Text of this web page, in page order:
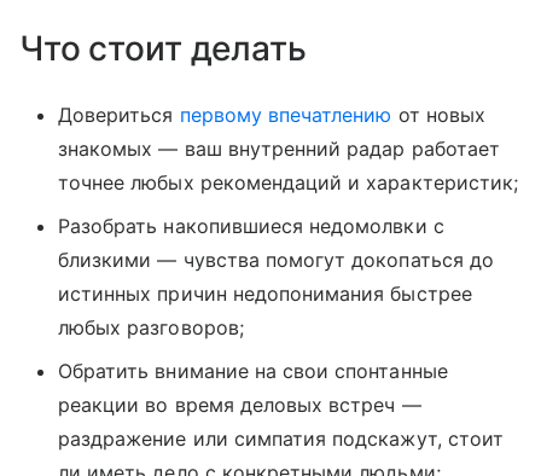
Что стоит делать
Довериться первому впечатлению от новых
знакомых — ваш внутренний радар работает
точнее любых рекомендаций и характеристик;
Разобрать накопившиеся недомолвки с
близкими — чувства помогут докопаться до
истинных причин недопонимания быстрее
любых разговоров;
Обратить внимание на свои спонтанные
реакции во время деловых встреч —
раздражение или симпатия подскажут, стоит